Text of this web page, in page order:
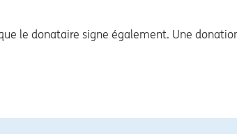
le donataire signe également. Une